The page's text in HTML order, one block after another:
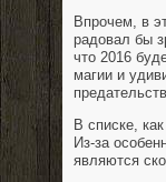
Впрочем, в
радовал бы
что 2016
магии и
В списке,
Из-за
являются